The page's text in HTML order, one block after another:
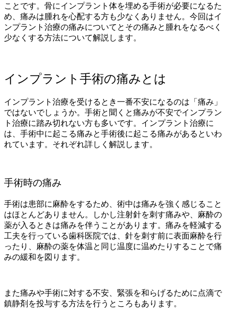
ことです。骨にインプラント体を埋める手術が必要になるた
め、痛みは腫れを心配する方も少なくありません。今回はイ
ンプラント治療の痛みについてとその痛みと腫れをなるべく
少なくする方法について解説します。
インプラント手術の痛みとは
インプラント治療を受けるとき一番不安になるのは「痛み」
ではないでしょうか。手術と聞くと痛みが不安でインプラン
ト治療に踏み切れない方も多いです。インプラント治療に
は、手術中に起こる痛みと手術後に起こる痛みがあるといわ
れています。それぞれ詳しく解説します。
手術時の痛み
手術は患部に麻酔をするため、術中は痛みを強く感じること
はほとんどありません。しかし注射針を刺す痛みや、麻酔の
薬が入るときは痛みを伴うことがあります。痛みを軽減する
工夫を行っている歯科医院では、針を刺す前に表面麻酔を行
ったり、麻酔の薬を体温と同じ温度に温めたりすることで痛
みの緩和を図ります。
また痛みや手術に対する不安、緊張を和らげるために点滴で
鎮静剤を投与する方法を行うところもあります。